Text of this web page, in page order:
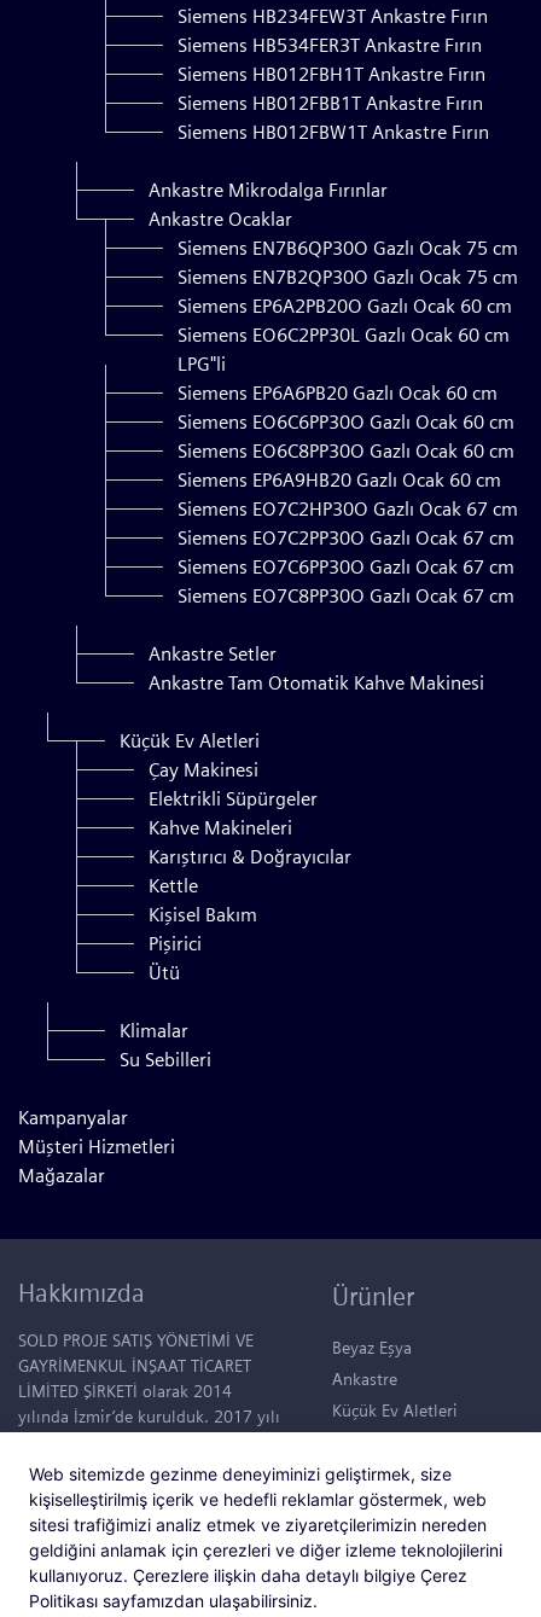
Web sitemizde gezinme deneyiminizi geliştirmek, size
kişiselleştirilmiş içerik ve hedefli reklamlar göstermek, web
sitesi trafiğimizi analiz etmek ve ziyaretçilerimizin nereden
geldiğini anlamak için çerezleri ve diğer izleme teknolojilerini
kullanıyoruz. Çerezlere ilişkin daha detaylı bilgiye Çerez
Politikası sayfamızdan ulaşabilirsiniz.
Siemens HB234FEW3T Ankastre Fırın
Siemens HB534FER3T Ankastre Fırın
Siemens HB012FBH1T Ankastre Fırın
Siemens HB012FBB1T Ankastre Fırın
Siemens HB012FBW1T Ankastre Fırın
Ankastre Mikrodalga Fırınlar
Ankastre Ocaklar
Siemens EN7B6QP30O Gazlı Ocak 75 cm
Siemens EN7B2QP30O Gazlı Ocak 75 cm
Siemens EP6A2PB20O Gazlı Ocak 60 cm
Siemens EO6C2PP30L Gazlı Ocak 60 cm
LPG"li
Siemens EP6A6PB20 Gazlı Ocak 60 cm
Siemens EO6C6PP30O Gazlı Ocak 60 cm
Siemens EO6C8PP30O Gazlı Ocak 60 cm
Siemens EP6A9HB20 Gazlı Ocak 60 cm
Siemens EO7C2HP30O Gazlı Ocak 67 cm
Siemens EO7C2PP30O Gazlı Ocak 67 cm
Siemens EO7C6PP30O Gazlı Ocak 67 cm
Siemens EO7C8PP30O Gazlı Ocak 67 cm
Ankastre Setler
Ankastre Tam Otomatik Kahve Makinesi
Küçük Ev Aletleri
Çay Makinesi
Elektrikli Süpürgeler
Kahve Makineleri
Karıştırıcı & Doğrayıcılar
Kettle
Kişisel Bakım
Pişirici
Ütü
Klimalar
Su Sebilleri
Kampanyalar
Müşteri Hizmetleri
Mağazalar
Hakkımızda
SOLD PROJE SATIŞ YÖNETİMİ VE
GAYRİMENKUL İNŞAAT TİCARET
LİMİTED ŞİRKETİ olarak 2014
yılında İzmir’de kurulduk. 2017 yılı
Hayatlar.” sloganıyla konut projesi
tasarlamaya başladık. Şuanda,
50.000 m2 büyüklüğünde devasa
bir bahçede tüm ihtiyaçları
düşünülmüş 95 konutluk bir yaşam
alanı içerisinde; “Hayat Foça”
Ürünler
Beyaz Eşya
Ankastre
Küçük Ev Aletleri
Su Sebilleri